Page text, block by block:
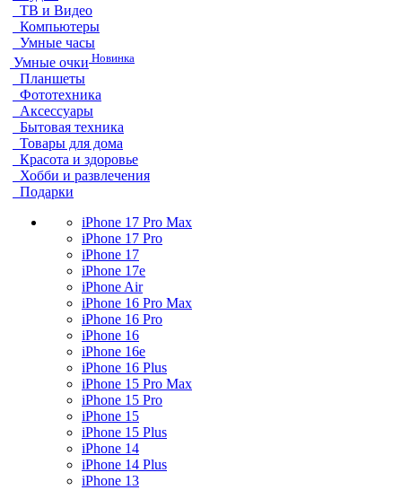
ТВ и Видео
Компьютеры
Умные часы
Умные очки Новинка
Планшеты
Фототехника
Аксессуары
Бытовая техника
Товары для дома
Красота и здоровье
Хобби и развлечения
Подарки
iPhone 17 Pro Max
iPhone 17 Pro
iPhone 17
iPhone 17e
iPhone Air
iPhone 16 Pro Max
iPhone 16 Pro
iPhone 16
iPhone 16e
iPhone 16 Plus
iPhone 15 Pro Max
iPhone 15 Pro
iPhone 15
iPhone 15 Plus
iPhone 14
iPhone 14 Plus
iPhone 13